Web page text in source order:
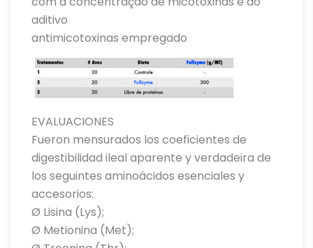
aditivo
antimicotoxinas empregado
EVALUACIONES
Fueron mensurados los coeficientes de
digestibilidad ileal aparente y verdadeira de
los seguintes aminoácidos esenciales y
accesorios:
Ø Lisina (Lys);
Ø Metionina (Met);